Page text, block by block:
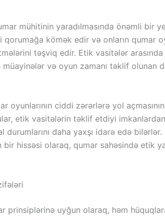
mühitinin yaradılmasında önəmli bir
qorumağa kömək edir və onların qumar
təşviq edir. Etik vasitələr
və oyun zamanı təklif olunan
ciddi zərərlərə yol açmasının
etik vasitələrin təklif etdiyi
daha yaxşı idarə edə bilərlər.
hissəsi olaraq, qumar sahəsində etik
prinsiplərinə uyğun olaraq, həm